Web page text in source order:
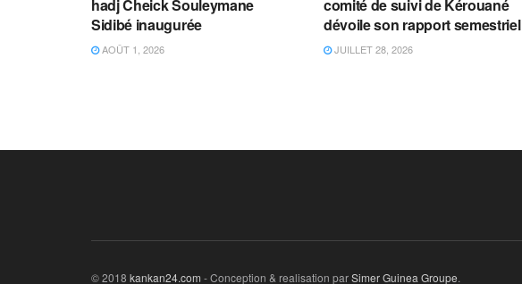
hadj Cheick Souleymane
Sidibé inaugurée
AOÛT 1, 2026
comité de suivi de Kérouané
dévoile son rapport semestriel
JUILLET 28, 2026
© 2018 kankan24.com - Conception & realisation parSimer Guinea Groupe.